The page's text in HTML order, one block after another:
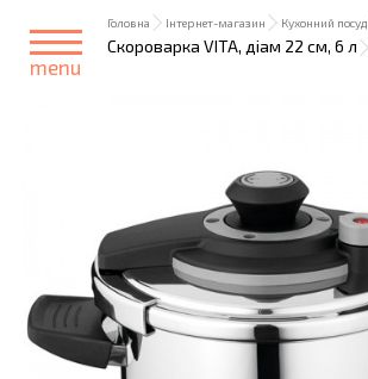
menu
Головна Інтернет-магазин Кухонний посуд
Скороварка VITA, діам 22 см, 6 л